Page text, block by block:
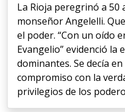
La Rioja peregrinó a 50
monseñor Angelelli.
el poder. “Con un oído
Evangelio” evidenció la
dominantes. Se decía
compromiso con la
privilegios de los